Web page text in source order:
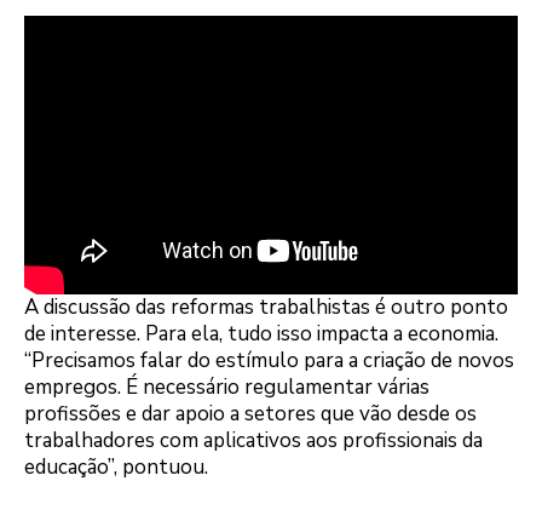
A discussão das reformas trabalhistas é outro ponto
de interesse. Para ela, tudo isso impacta a economia.
“Precisamos falar do estímulo para a criação de novos
empregos. É necessário regulamentar várias
profissões e dar apoio a setores que vão desde os
trabalhadores com aplicativos aos profissionais da
educação”, pontuou.